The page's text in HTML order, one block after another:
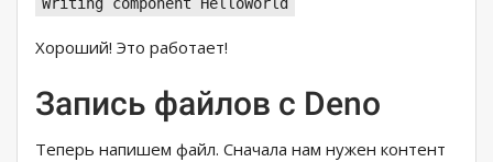
Хороший! Это работает!
Запись файлов с Deno
Теперь напишем файл. Сначала нам нужен контент